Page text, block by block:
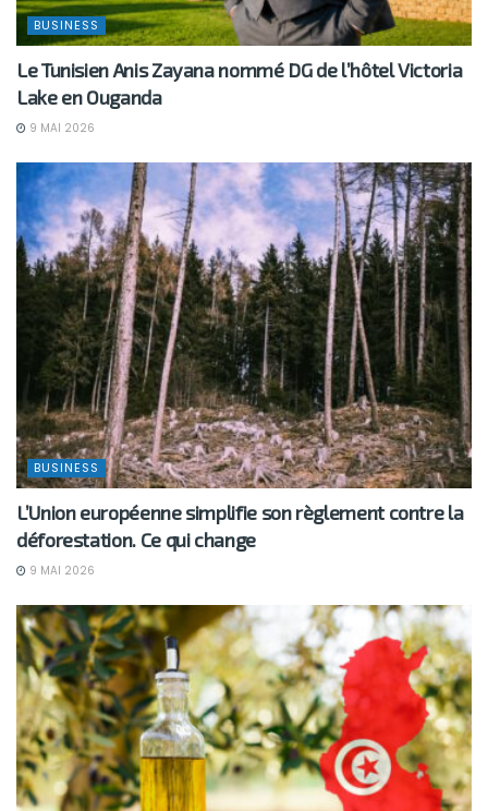
BUSINESS
Le Tunisien Anis Zayana nommé DG de l’hôtel Victoria
Lake en Ouganda
9 MAI 2026
BUSINESS
L’Union européenne simplifie son règlement contre la
déforestation. Ce qui change
9 MAI 2026